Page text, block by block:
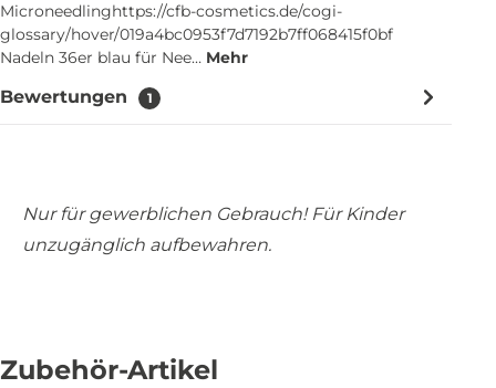
Microneedlinghttps://cfb-cosmetics.de/cogi-
glossary/hover/019a4bc0953f7d7192b7ff068415f0bf
Nadeln 36er blau für Nee… Mehr
Bewertungen 1
Nur für gewerblichen Gebrauch! Für Kinder
unzugänglich aufbewahren.
Zubehör-Artikel